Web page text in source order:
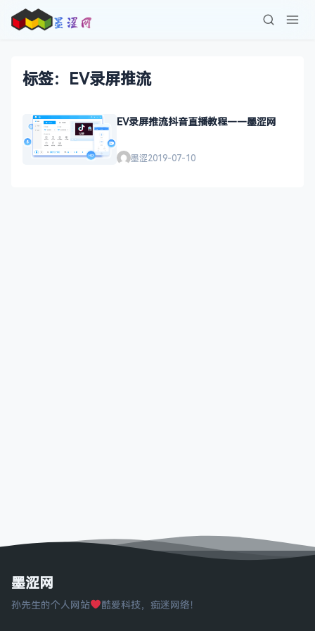
标签：EV录屏推流
EV录屏推流抖音直播教程——墨涩网
墨涩2019-07-10
墨涩网
孙先生的个人网站 酷爱科技，痴迷网络！